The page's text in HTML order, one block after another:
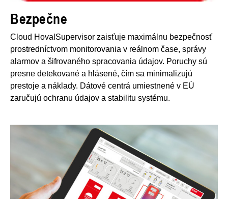
Bezpečne
Cloud HovalSupervisor zaisťuje maximálnu bezpečnosť
prostredníctvom monitorovania v reálnom čase, správy
alarmov a šifrovaného spracovania údajov. Poruchy sú
presne detekované a hlásené, čím sa minimalizujú
prestoje a náklady. Dátové centrá umiestnené v EÚ
zaručujú ochranu údajov a stabilitu systému.